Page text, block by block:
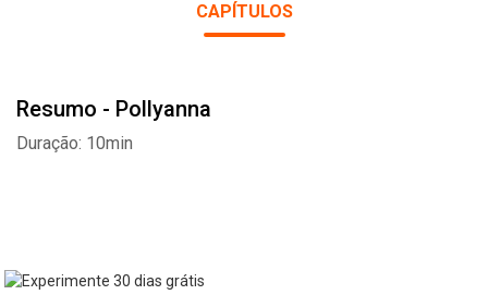
de sua vida. Depois de ficar órfã, aos onze anos de idade, ela vai
criação da sobrinha apenas como um dever a ser cumprido.
ver um lado bom em tudo que acontece, mesmo que a situação
CAPÍTULOS
Resumo - Pollyanna
Duração: 10min